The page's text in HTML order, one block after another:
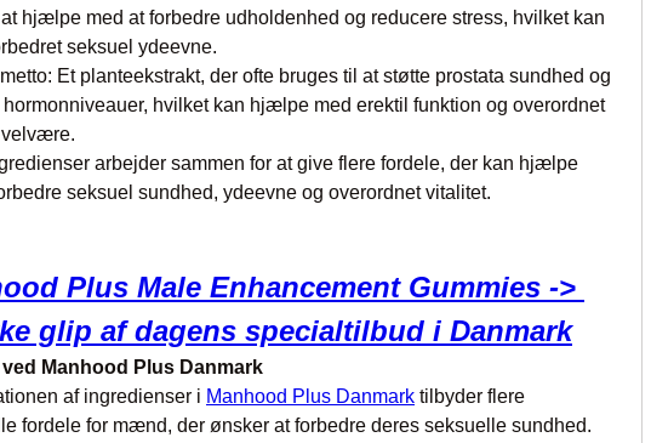
hjælpe med at forbedre udholdenhed og reducere stress, hvilket kan
seksuel ydeevne.
Et planteekstrakt, der ofte bruges til at støtte prostata sundhed og
hormonniveauer, hvilket kan hjælpe med erektil funktion og overordnet
arbejder sammen for at give flere fordele, der kan hjælpe
seksuel sundhed, ydeevne og overordnet vitalitet.
Plus Male Enhancement Gummies ->
glip af dagens specialtilbud i Danmark
Manhood Plus Danmark
af ingredienser i Manhood Plus Danmark tilbyder flere
fordele for mænd, der ønsker at forbedre deres seksuelle sundhed.